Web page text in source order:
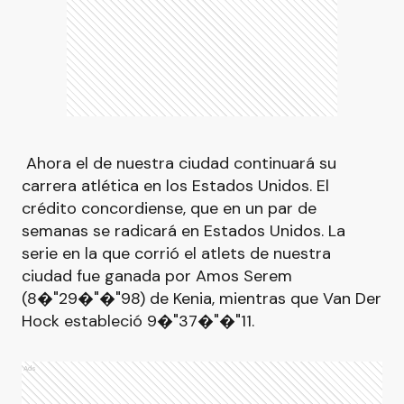
Ahora el de nuestra ciudad continuará su
carrera atlética en los Estados Unidos. El
crédito concordiense, que en un par de
semanas se radicará en Estados Unidos. La
serie en la que corrió el atlets de nuestra
ciudad fue ganada por Amos Serem
(8�"29�"�"98) de Kenia, mientras que Van Der
Hock estableció 9�"37�"�"11.
Ads